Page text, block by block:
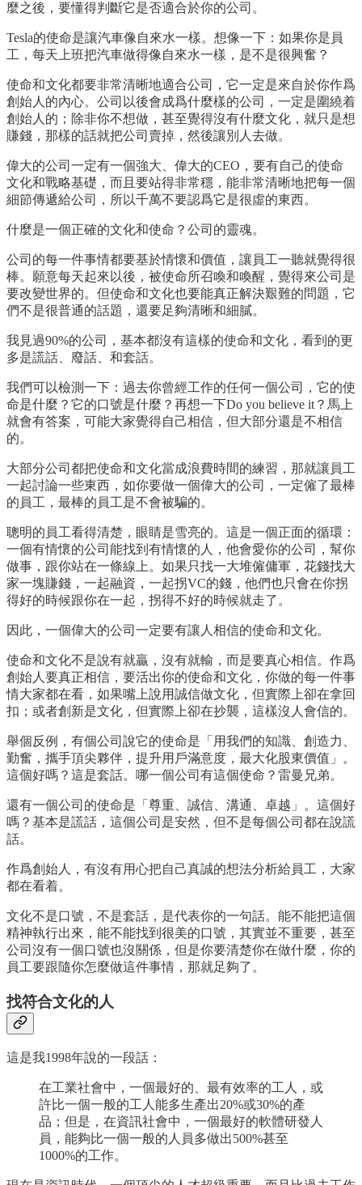
麼之後，要懂得判斷它是否適合於你的公司。
Tesla的使命是讓汽車像自來水一樣。想像一下：如果你是員
工，每天上班把汽車做得像自來水一樣，是不是很興奮？
使命和文化都要非常清晰地適合公司，它一定是來自於你作爲
創始人的內心。公司以後會成爲什麼樣的公司，一定是圍繞着
創始人的；除非你不想做，甚至覺得沒有什麼文化，就只是想
賺錢，那樣的話就把公司賣掉，然後讓別人去做。
偉大的公司一定有一個強大、偉大的CEO，要有自己的使命
文化和戰略基礎，而且要站得非常穩，能非常清晰地把每一個
細節傳遞給公司，所以千萬不要認爲它是很虛的東西。
什麼是一個正確的文化和使命？公司的靈魂。
公司的每一件事情都要基於情懷和價值，讓員工一聽就覺得很
棒。願意每天起來以後，被使命所召喚和喚醒，覺得來公司是
要改變世界的。但使命和文化也要能真正解決艱難的問題，它
們不是很普通的話題，還要足夠清晰和細膩。
我見過90%的公司，基本都沒有這樣的使命和文化，看到的更
多是謊話、廢話、和套話。
我們可以檢測一下：過去你曾經工作的任何一個公司，它的使
命是什麼？它的口號是什麼？再想一下Do you believe it？馬上
就會有答案，可能大家覺得自己相信，但大部分還是不相信
的。
大部分公司都把使命和文化當成浪費時間的練習，那就讓員工
一起討論一些東西，如你要做一個偉大的公司，一定僱了最棒
的員工，最棒的員工是不會被騙的。
聰明的員工看得清楚，眼睛是雪亮的。這是一個正面的循環：
一個有情懷的公司能找到有情懷的人，他會愛你的公司，幫你
做事，跟你站在一條線上。如果只找一大堆僱傭軍，花錢找大
家一塊賺錢，一起融資，一起拐VC的錢，他們也只會在你拐
得好的時候跟你在一起，拐得不好的時候就走了。
因此，一個偉大的公司一定要有讓人相信的使命和文化。
使命和文化不是說有就贏，沒有就輸，而是要真心相信。作爲
創始人要真正相信，要活出你的使命和文化，你做的每一件事
情大家都在看，如果嘴上說用誠信做文化，但實際上卻在拿回
扣；或者創新是文化，但實際上卻在抄襲，這樣沒人會信的。
舉個反例，有個公司說它的使命是「用我們的知識、創造力、
勤奮，攜手頂尖夥伴，提升用戶滿意度，最大化股東價值」。
這個好嗎？這是套話。哪一個公司有這個使命？雷曼兄弟。
還有一個公司的使命是「尊重、誠信、溝通、卓越」。這個好
嗎？基本是謊話，這個公司是安然，但不是每個公司都在說謊
話。
作爲創始人，有沒有用心把自己真誠的想法分析給員工，大家
都在看着。
文化不是口號，不是套話，是代表你的一句話。能不能把這個
精神執行出來，能不能找到很美的口號，其實並不重要，甚至
公司沒有一個口號也沒關係，但是你要清楚你在做什麼，你的
員工要跟隨你怎麼做這件事情，那就足夠了。
找符合文化的人
這是我1998年說的一段話：
在工業社會中，一個最好的、最有效率的工人，或
許比一個一般的工人能多生產出20%或30%的產
品；但是，在資訊社會中，一個最好的軟體研發人
員，能夠比一個一般的人員多做出500%甚至
1000%的工作。